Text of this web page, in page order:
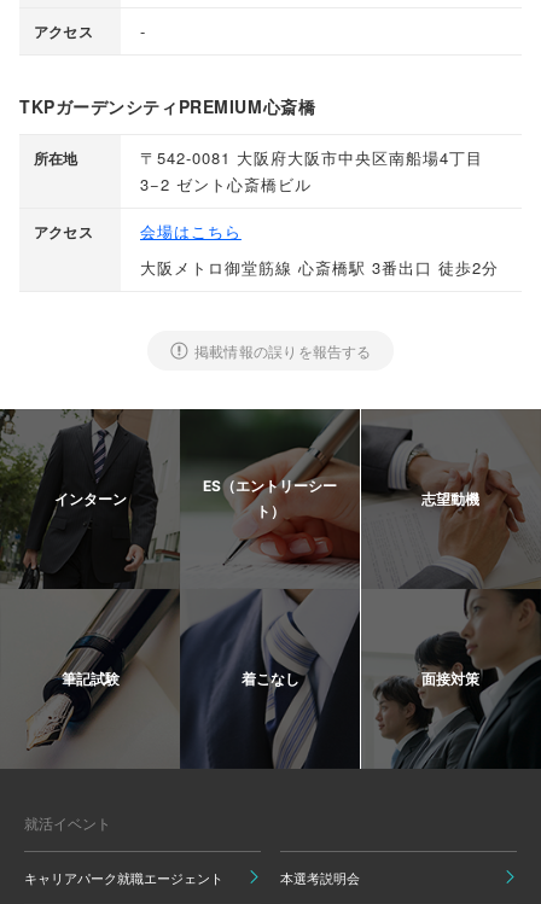
アクセス -
TKPガーデンシティPREMIUM心斎橋
所在地
〒542-0081 大阪府大阪市中央区南船場4丁目
3−2 ゼント心斎橋ビル
アクセス
会場はこちら
大阪メトロ御堂筋線 心斎橋駅 3番出口 徒歩2分
掲載情報の誤りを報告する
インターン
ES（エントリーシー
ト）
志望動機
筆記試験 着こなし 面接対策
就活イベント
キャリアパーク就職エージェント 本選考説明会